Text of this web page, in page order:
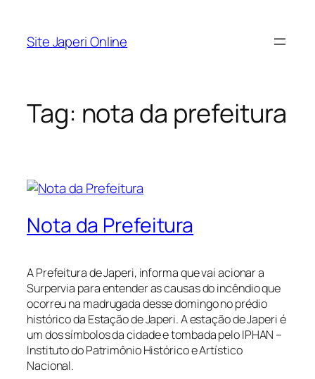
Site Japeri Online
Tag: nota da prefeitura
Nota da Prefeitura
A Prefeitura de Japeri, informa que vai acionar a
Surpervia para entender as causas do incêndio que
ocorreu na madrugada desse domingo no prédio
histórico da Estação de Japeri. A estação de Japeri é
um dos símbolos da cidade e tombada pelo IPHAN –
Instituto do Patrimônio Histórico e Artístico
Nacional.